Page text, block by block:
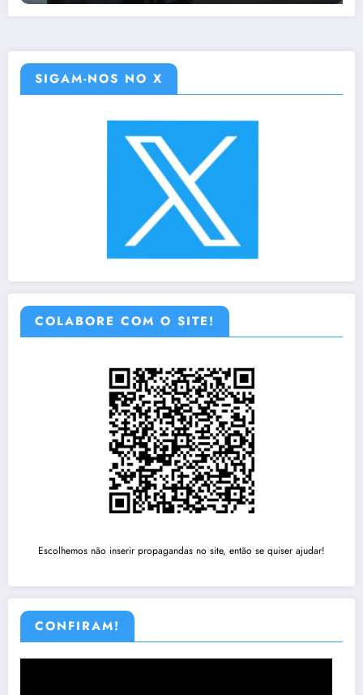
SIGAM-NOS NO X
COLABORE COM O SITE!
Escolhemos não inserir propagandas no site, então se quiser ajudar!
CONFIRAM!